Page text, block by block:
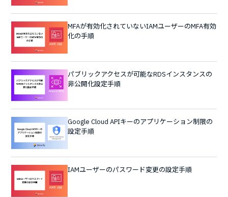
MFAが有効化されていないIAMユーザーのMFA有効
化の手順
パブリックアクセスが可能なRDSインスタンスの
非公開化設定手順
Google Cloud APIキーのアプリケーション制限の
設定手順
IAMユーザーのパスワード変更の設定手順